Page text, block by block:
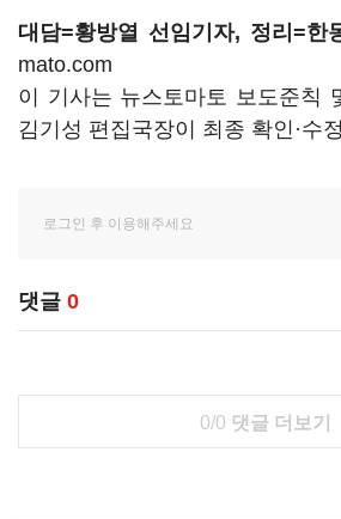
대담=황방열 선임기자, 정리=한
mato.com
이 기사는 뉴스토마토 보도준칙
김기성 편집국장이 최종 확인·수
댓글 0
0/0 댓글 더보기